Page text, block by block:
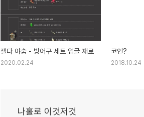
젤다 야숨 - 방어구 세트 업글 재료
2020.02.24
코인?
2018.10.24
나홀로 이것저것